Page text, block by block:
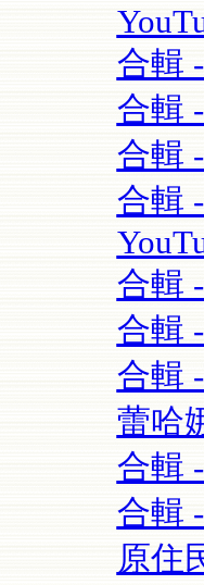
合輯
合輯
合輯
合輯
合輯
合輯
合輯
蕾哈
合輯
合輯
原住